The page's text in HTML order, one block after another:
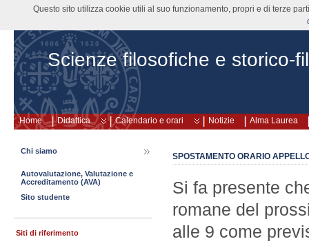
Scienze filosofiche e storico-
Home Didattica Calendario e orari Notizie Alma Laurea
SPOSTAMENTO ORARIO
Si fa presente
romane del
alle 9 come
Chi siamo
Autovalutazione, Valutazione e
Accreditamento (AVA)
Sito studente
Siti di riferimento
Questo sito utilizza cookie utili al suo funzionamento, propri e di terze